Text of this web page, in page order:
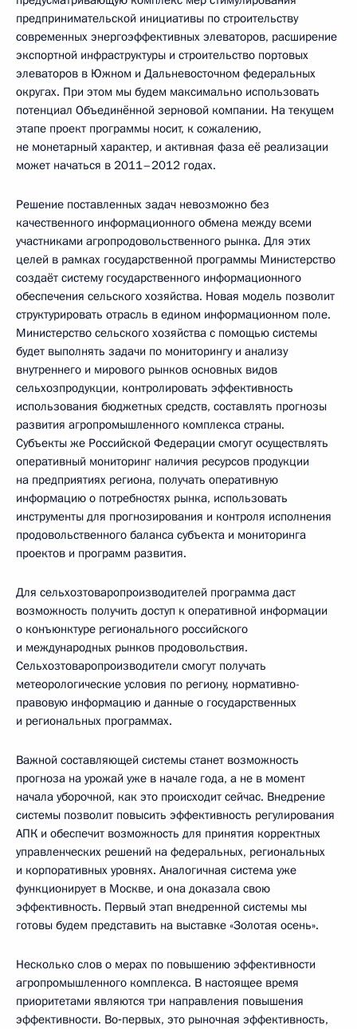
предпринимательской инициативы по строительству
современных энергоэффективных элеваторов, расширение
экспортной инфраструктуры и строительство портовых
элеваторов в Южном и Дальневосточном федеральных
округах. При этом мы будем максимально использовать
потенциал Объединённой зерновой компании. На текущем
этапе проект программы носит, к сожалению,
не монетарный характер, и активная фаза её реализации
может начаться в 2011–2012 годах.
Решение поставленных задач невозможно без
качественного информационного обмена между всеми
участниками агропродовольственного рынка. Для этих
целей в рамках государственной программы Министерство
создаёт систему государственного информационного
обеспечения сельского хозяйства. Новая модель позволит
структурировать отрасль в едином информационном поле.
Министерство сельского хозяйства с помощью системы
будет выполнять задачи по мониторингу и анализу
внутреннего и мирового рынков основных видов
сельхозпродукции, контролировать эффективность
использования бюджетных средств, составлять прогнозы
развития агропромышленного комплекса страны.
Субъекты же Российской Федерации смогут осуществлять
оперативный мониторинг наличия ресурсов продукции
на предприятиях региона, получать оперативную
информацию о потребностях рынка, использовать
инструменты для прогнозирования и контроля исполнения
продовольственного баланса субъекта и мониторинга
проектов и программ развития.
Для сельхозтоваропроизводителей программа даст
возможность получить доступ к оперативной информации
о конъюнктуре регионального российского
и международных рынков продовольствия.
Сельхозтоваропроизводители смогут получать
метеорологические условия по региону, нормативно-
правовую информацию и данные о государственных
и региональных программах.
Важной составляющей системы станет возможность
прогноза на урожай уже в начале года, а не в момент
начала уборочной, как это происходит сейчас. Внедрение
системы позволит повысить эффективность регулирования
АПК и обеспечит возможность для принятия корректных
управленческих решений на федеральных, региональных
и корпоративных уровнях. Аналогичная система уже
функционирует в Москве, и она доказала свою
эффективность. Первый этап внедренной системы мы
готовы будем представить на выставке «Золотая осень».
Несколько слов о мерах по повышению эффективности
агропромышленного комплекса. В настоящее время
приоритетами являются три направления повышения
эффективности. Во‑первых, это рыночная эффективность,